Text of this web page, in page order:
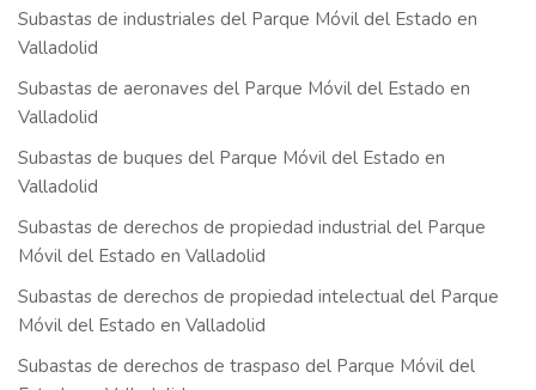
Subastas de industriales del Parque Móvil del Estado en
Valladolid
Subastas de aeronaves del Parque Móvil del Estado en
Valladolid
Subastas de buques del Parque Móvil del Estado en
Valladolid
Subastas de derechos de propiedad industrial del Parque
Móvil del Estado en Valladolid
Subastas de derechos de propiedad intelectual del Parque
Móvil del Estado en Valladolid
Subastas de derechos de traspaso del Parque Móvil del